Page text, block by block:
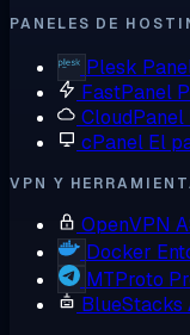
PANELES DE
Plesk
FastPanel
CloudPanel
cPanel El
VPN Y
OpenVPN
Docker
MTProto
BlueStacks